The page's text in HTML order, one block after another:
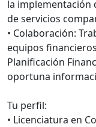
la implementación
de servicios
• Colaboración:
equipos
Planificación
oportuna
Tu perfil:
• Licenciatura en